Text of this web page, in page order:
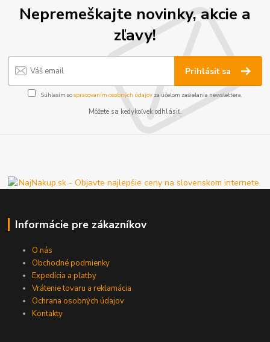
Nepremeškajte novinky, akcie a
zľavy!
Prihlásiť sa
Súhlasím sospracovaním osobných údajov za účelom zasielania newslettera.
Môžete sa kedykoľvek odhlásiť.
Informácie pre zákazníkov
O nás
Obchodné podmienky
Expedícia a platby
Vrátenie tovaru a reklamácia
Ochrana osobných údajov
Kontakty